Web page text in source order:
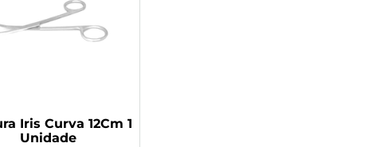
Iris Curva 12Cm 1
Unidade